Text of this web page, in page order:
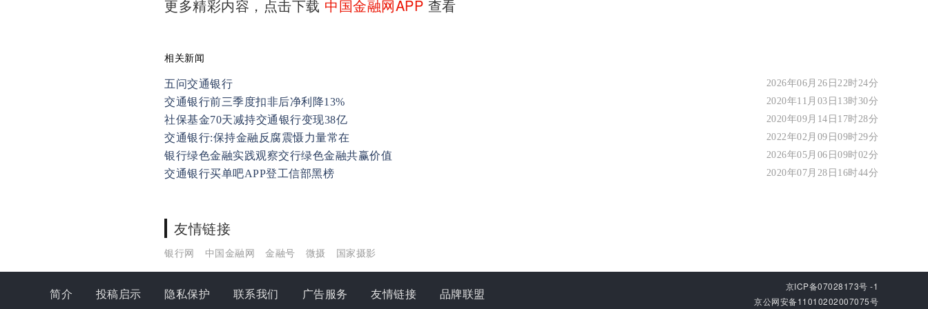
更多精彩内容，点击下载 中国金融网APP 查看
相关新闻
五问交通银行 2026年06月26日22时24分
交通银行前三季度扣非后净利降13% 2020年11月03日13时30分
社保基金70天减持交通银行变现38亿 2020年09月14日17时28分
交通银行:保持金融反腐震慑力量常在 2022年02月09日09时29分
银行绿色金融实践观察交行绿色金融共赢价值 2026年05月06日09时02分
交通银行买单吧APP登工信部黑榜 2020年07月28日16时44分
友情链接
银行网 中国金融网 金融号 微摄 国家摄影
简介 投稿启示 隐私保护 联系我们 广告服务 友情链接 品牌联盟
京ICP备07028173号 -1
京公网安备11010202007075号